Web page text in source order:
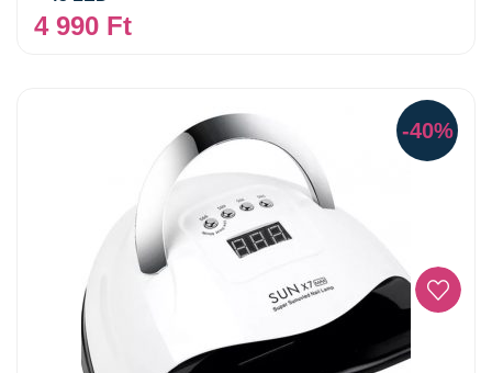
4 990 Ft
-40%